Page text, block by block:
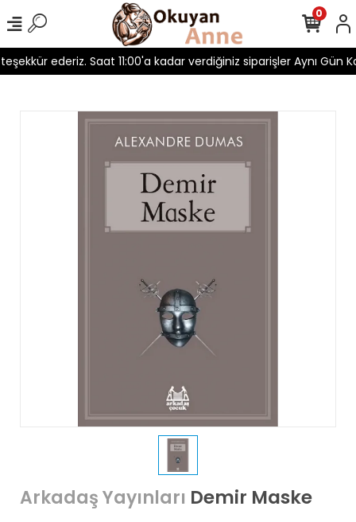
ederiz. Saat 11:00'a kadar verdiğiniz siparişler Aynı Gün
0
Arkadaş Yayınları Demir Maske